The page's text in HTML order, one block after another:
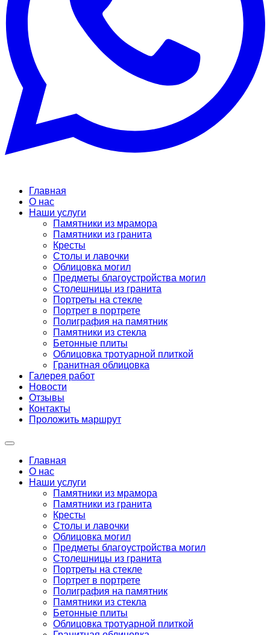
Главная
О нас
Наши услуги
Памятники из мрамора
Памятники из гранита
Кресты
Столы и лавочки
Облицовка могил
Предметы благоустройства могил
Столешницы из гранита
Портреты на стекле
Портрет в портрете
Полиграфия на памятник
Памятники из стекла
Бетонные плиты
Облицовка тротуарной плиткой
Гранитная облицовка
Галерея работ
Новости
Отзывы
Контакты
Проложить маршрут
Главная
О нас
Наши услуги
Памятники из мрамора
Памятники из гранита
Кресты
Столы и лавочки
Облицовка могил
Предметы благоустройства могил
Столешницы из гранита
Портреты на стекле
Портрет в портрете
Полиграфия на памятник
Памятники из стекла
Бетонные плиты
Облицовка тротуарной плиткой